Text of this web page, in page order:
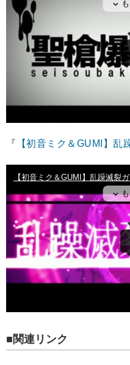
『 【初音ミク＆GUMI】乱
■関連リンク